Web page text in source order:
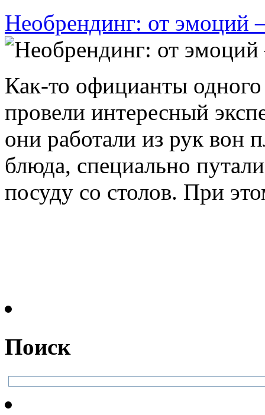
Необрендинг: от эмоций
Как-то официанты одного
провели интересный
они работали из рук вон
блюда, специально
посуду со столов. При
Поиск